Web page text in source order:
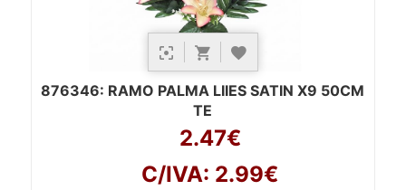
876346: RAMO PALMA LIIES SATIN X9 50CM
TE
2.47€
C/IVA: 2.99€